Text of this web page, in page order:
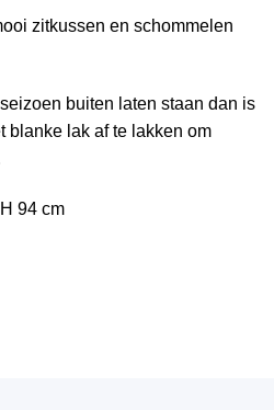
zitkussen en schommelen
buiten laten staan dan is
blanke lak af te lakken om
94 cm